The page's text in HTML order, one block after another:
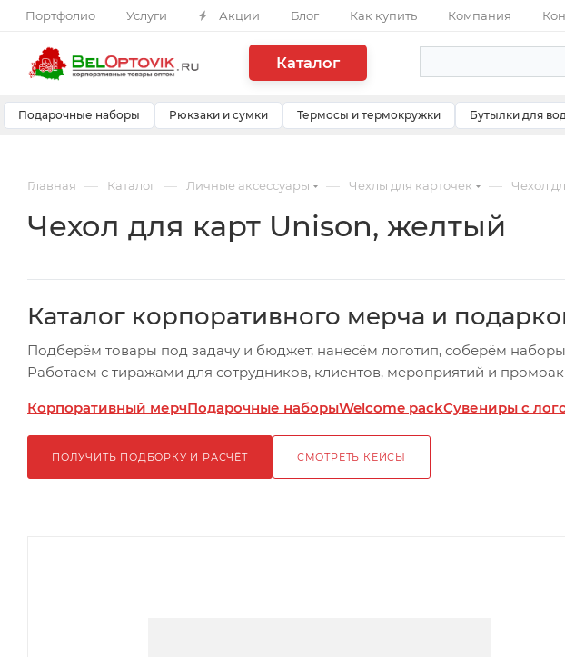
Портфолио Услуги Акции Блог Как купить Компания
Каталог
Подарочные наборы Рюкзаки и сумки Термосы и термокружки Бутылки для
Главная — Каталог — Личные аксессуары — Чехлы для карточек — Чехол
Чехол для карт Unison, желтый
Каталог корпоративного мерча и
Подберём товары под задачу и бюджет, нанесём логотип, соберём наборы
Работаем с тиражами для сотрудников, клиентов, мероприятий и
Корпоративный мерчПодарочные наборыWelcome packСувениры с
ПОЛУЧИТЬ ПОДБОРКУ И РАСЧЁТ СМОТРЕТЬ КЕЙСЫ